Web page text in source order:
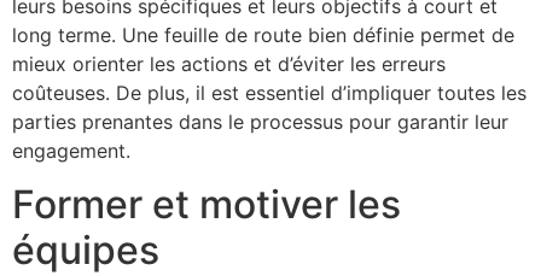
leurs besoins spécifiques et leurs objectifs à court et
long terme. Une feuille de route bien définie permet de
mieux orienter les actions et d’éviter les erreurs
coûteuses. De plus, il est essentiel d’impliquer toutes les
parties prenantes dans le processus pour garantir leur
engagement.
Former et motiver les
équipes